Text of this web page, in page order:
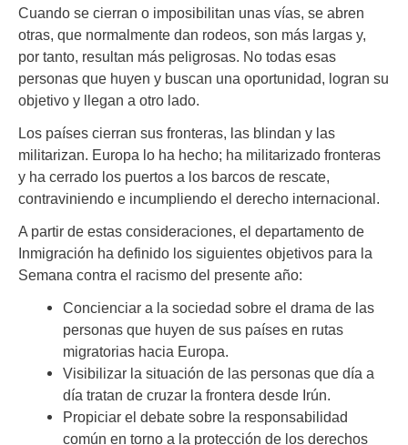
Cuando se cierran o imposibilitan unas vías, se abren
otras, que normalmente dan rodeos, son más largas y,
por tanto, resultan más peligrosas. No todas esas
personas que huyen y buscan una oportunidad, logran su
objetivo y llegan a otro lado.
Los países cierran sus fronteras, las blindan y las
militarizan. Europa lo ha hecho; ha militarizado fronteras
y ha cerrado los puertos a los barcos de rescate,
contraviniendo e incumpliendo el derecho internacional.
A partir de estas consideraciones, el departamento de
Inmigración ha definido los siguientes objetivos para la
Semana contra el racismo del presente año:
Concienciar a la sociedad sobre el drama de las
personas que huyen de sus países en rutas
migratorias hacia Europa.
Visibilizar la situación de las personas que día a
día tratan de cruzar la frontera desde Irún.
Propiciar el debate sobre la responsabilidad
común en torno a la protección de los derechos